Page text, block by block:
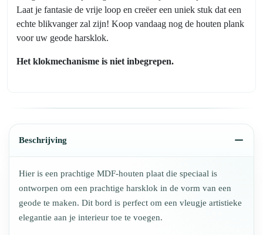
Laat je fantasie de vrije loop en creëer een uniek stuk dat een
echte blikvanger zal zijn! Koop vandaag nog de houten plank
voor uw geode harsklok.
Het klokmechanisme is niet inbegrepen.
Beschrijving
Hier is een prachtige MDF-houten plaat die speciaal is
ontworpen om een prachtige harsklok in de vorm van een
geode te maken. Dit bord is perfect om een vleugje artistieke
elegantie aan je interieur toe te voegen.